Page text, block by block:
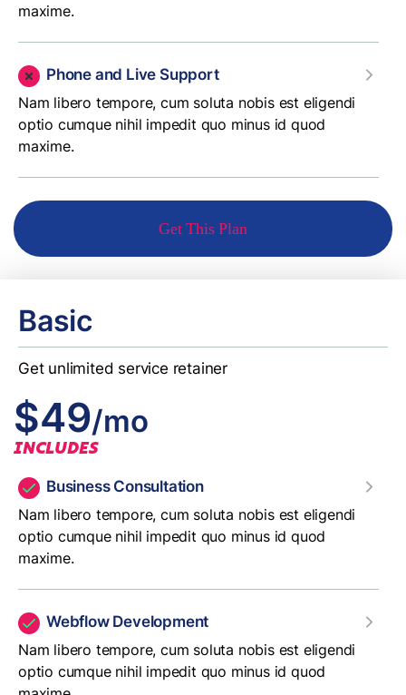
maxime.
Phone and Live Support
Nam libero tempore, cum soluta nobis est eligendi
optio cumque nihil impedit quo minus id quod
maxime.
Get This Plan
Basic
Get unlimited service retainer
$49/mo
INCLUDES
Business Consultation
Nam libero tempore, cum soluta nobis est eligendi
optio cumque nihil impedit quo minus id quod
maxime.
Webflow Development
Nam libero tempore, cum soluta nobis est eligendi
optio cumque nihil impedit quo minus id quod